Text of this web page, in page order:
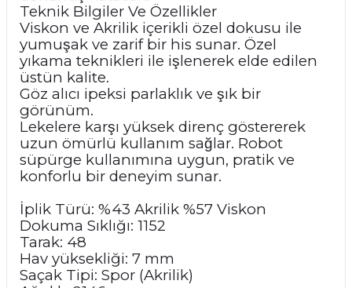
Teknik Bilgiler Ve Özellikler
Viskon ve Akrilik içerikli özel dokusu ile
yumuşak ve zarif bir his sunar. Özel
yıkama teknikleri ile işlenerek elde edilen
üstün kalite.
Göz alıcı ipeksi parlaklık ve şık bir
görünüm.
Lekelere karşı yüksek direnç göstererek
uzun ömürlü kullanım sağlar. Robot
süpürge kullanımına uygun, pratik ve
konforlu bir deneyim sunar.
İplik Türü: %43 Akrilik %57 Viskon
Dokuma Sıklığı: 1152
Tarak: 48
Hav yüksekliği: 7 mm
Saçak Tipi: Spor (Akrilik)